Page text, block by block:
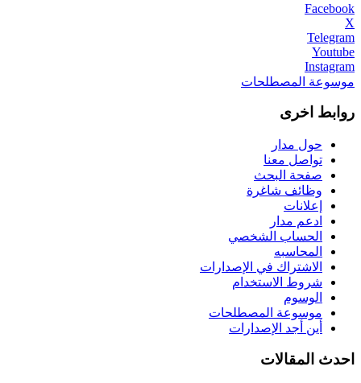
Facebook
X
Telegram
Youtube
Instagram
موسوعة المصطلحات
روابط اخرى
حول مدار
تواصل معنا
صفحة البحث
وظائف شاغرة
إعلانات
ادعم مدار
الحساب الشخصي
المحاسبه
الاشتراك في الإصدارات
شروط الاستخدام
الوسوم
موسوعة المصطلحات
أين أجد الإصدارات
احدث المقالات